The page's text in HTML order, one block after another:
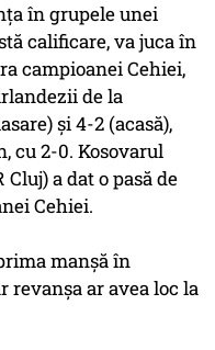
în grupele unei
calificare, va juca în
campioanei Cehiei,
de la
şi 4-2 (acasă),
cu 2-0. Kosovarul
a dat o pasă de
Cehiei.
manşă în
revanşa ar avea loc la